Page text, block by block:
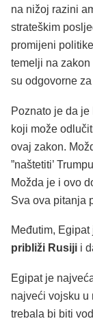
na nižoj razini
strateškim
promijeni
temelji na
su odgovorne
Poznato je da je
koji može
ovaj zakon.
”naštetiti’
Možda je i ovo
Sva ova pitanja
Međutim,
približi Rusiji i
Egipat je
najveći vojsku u
trebala bi biti